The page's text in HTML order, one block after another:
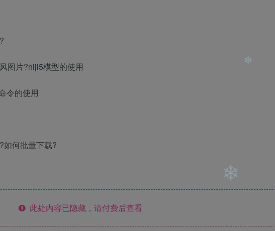
图片?niji5模型的使用
令的使用
如何批量下载?
此处内容已隐藏，请付费后查看